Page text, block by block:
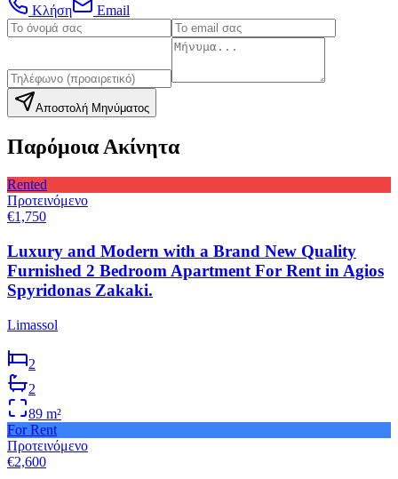
Κλήση Email
Αποστολή Μηνύματος
Παρόμοια Ακίνητα
Rented
Προτεινόμενο
€1,750
Luxury and Modern with a Brand New Quality
Furnished 2 Bedroom Apartment For Rent in Agios
Spyridonas Zakaki.
Limassol
2
2
89 m²
For Rent
Προτεινόμενο
€2,600